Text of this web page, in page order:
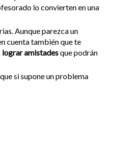
lo convierten en una
Aunque parezca un
cuenta también que te
lograr amistadesque podrán
si supone un problema